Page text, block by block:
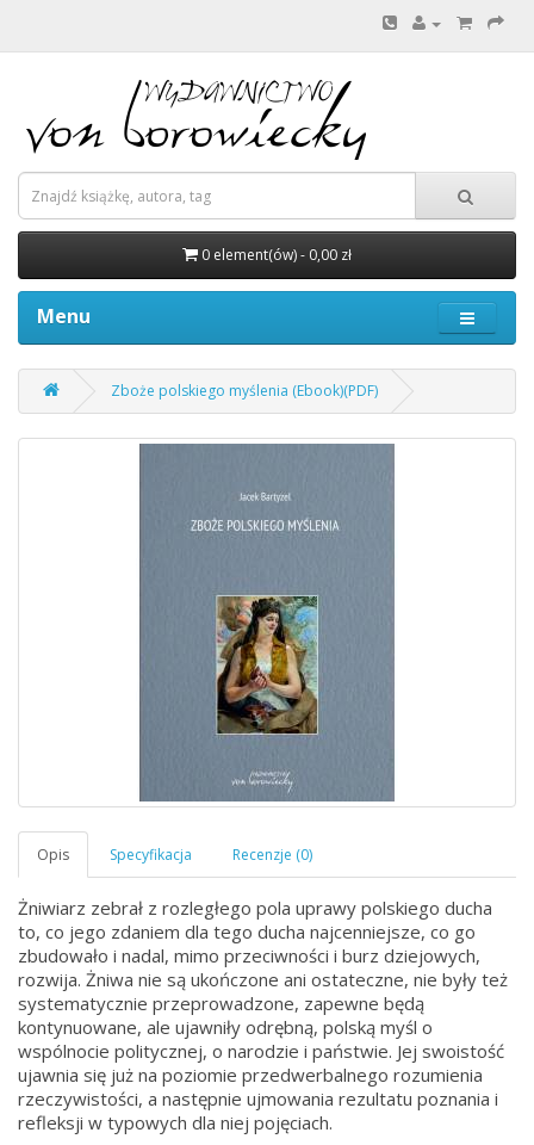
0 element(ów) - 0,00 zł
Menu
Zboże polskiego myślenia (Ebook)(PDF)
Żniwiarz zebrał z rozległego pola uprawy polskiego ducha
to, co jego zdaniem dla tego ducha najcenniejsze, co go
zbudowało i nadal, mimo przeciwności i burz dziejowych,
rozwija. Żniwa nie są ukończone ani ostateczne, nie były też
systematycznie przeprowadzone, zapewne będą
kontynuowane, ale ujawniły odrębną, polską myśl o
wspólnocie politycznej, o narodzie i państwie. Jej swoistość
ujawnia się już na poziomie przedwerbalnego rozumienia
rzeczywistości, a następnie ujmowania rezultatu poznania i
refleksji w typowych dla niej pojęciach.